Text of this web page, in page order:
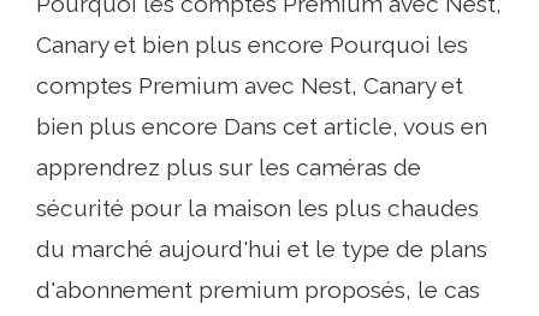
Canary et bien plus encore Pourquoi les
comptes Premium avec Nest, Canary et
bien plus encore Dans cet article, vous en
apprendrez plus sur les caméras de
sécurité pour la maison les plus chaudes
du marché aujourd'hui et le type de plans
d'abonnement premium proposés, le cas